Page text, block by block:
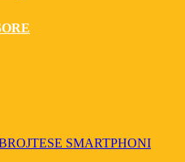
SMARTPHONI